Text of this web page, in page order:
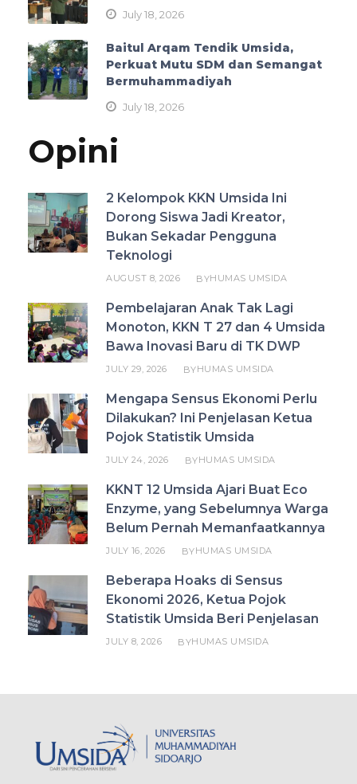
July 18, 2026
Baitul Arqam Tendik Umsida,
Perkuat Mutu SDM dan Semangat
Bermuhammadiyah
July 18, 2026
Opini
2 Kelompok KKN Umsida Ini
Dorong Siswa Jadi Kreator,
Bukan Sekadar Pengguna
Teknologi
AUGUST 8, 2026 BYHUMAS UMSIDA
Pembelajaran Anak Tak Lagi
Monoton, KKN T 27 dan 4 Umsida
Bawa Inovasi Baru di TK DWP
JULY 29, 2026 BYHUMAS UMSIDA
Mengapa Sensus Ekonomi Perlu
Dilakukan? Ini Penjelasan Ketua
Pojok Statistik Umsida
JULY 24, 2026 BYHUMAS UMSIDA
KKNT 12 Umsida Ajari Buat Eco
Enzyme, yang Sebelumnya Warga
Belum Pernah Memanfaatkannya
JULY 16, 2026 BYHUMAS UMSIDA
Beberapa Hoaks di Sensus
Ekonomi 2026, Ketua Pojok
Statistik Umsida Beri Penjelasan
JULY 8, 2026 BYHUMAS UMSIDA